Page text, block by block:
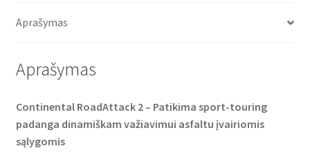
o
r
p
Aprašymas
Aprašymas
Continental RoadAttack 2 – Patikima sport-touring
padanga dinamiškam važiavimui asfaltu įvairiomis
sąlygomis